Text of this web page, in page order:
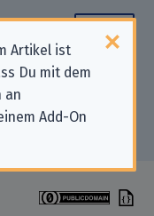
Artikel ist
Du mit dem
an
Add-On
für
(hkk)“